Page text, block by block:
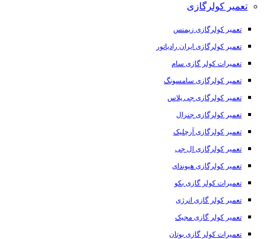
تعمیر کولرگازی
تعمیر کولرگازی زیمنس
تعمیر کولرگازی ایران رادیاتور
تعمیرات کولر گازی سام
تعمیر کولرگازی سامسونگ
تعمیر کولرگازی جی پلاس
تعمیر کولرگازی جنرال
تعمیر کولرگازی آرچلیک
تعمیر کولرگازی ال جی
تعمیر کولرگازی هیوندای
تعمیرات کولر گازی بکو
تعمیر کولر گازی انرژی
تعمیر کولر گازی مجیک
تعمیرات کولر گازی بوتان